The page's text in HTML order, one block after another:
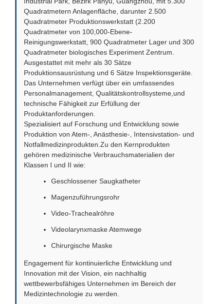
Quadratmetern Anlagenfläche, darunter 2.500
Quadratmeter Produktionswerkstatt (2.200
Quadratmeter von 100,000-Ebene-
Reinigungswerkstatt, 900 Quadratmeter Lager und 300
Quadratmeter biologisches Experiment Zentrum.
Ausgestattet mit mehr als 30 Sätze
Produktionsausrüstung und 6 Sätze Inspektionsgeräte.
Das Unternehmen verfügt über ein umfassendes
Personalmanagement, Qualitätskontrollsysteme,und
technische Fähigkeit zur Erfüllung der
Produktanforderungen.
Spezialisiert auf Forschung und Entwicklung sowie
Produktion von Atem-, Anästhesie-, Intensivstation- und
Notfallmedizinprodukten.Zu den Kernprodukten
gehören medizinische Verbrauchsmaterialien der
Klassen I und II wie:
Geschlossener Saugkatheter
Magenzuführungsrohr
Video-Trachealröhre
Videolarynxmaske Atemwege
Chirurgische Maske
Engagement für kontinuierliche Entwicklung und
Innovation mit der Vision, ein nachhaltig
wettbewerbsfähiges Unternehmen im Bereich der
Medizintechnologie zu werden.